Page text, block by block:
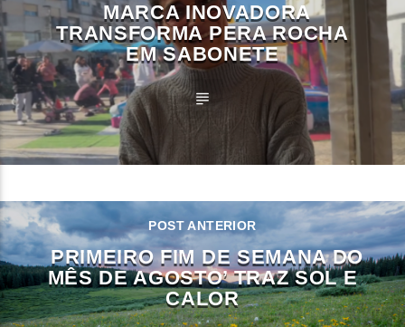
MARCA INOVADORA
TRANSFORMA PERA ROCHA
EM SABONETE
POST ANTERIOR
PRIMEIRO FIM DE SEMANA DO
MÊS DE AGOSTO’ TRAZ SOL E
CALOR